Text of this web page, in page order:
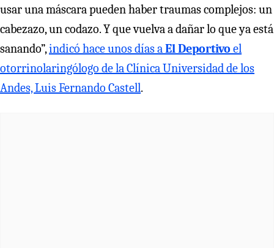
usar una máscara pueden haber traumas complejos: un
cabezazo, un codazo. Y que vuelva a dañar lo que ya está
sanando”,indicó hace unos días aEl Deportivo el
otorrinolaringólogo de la Clínica Universidad de los
Andes, Luis Fernando Castell.